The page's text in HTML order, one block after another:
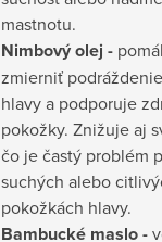
mastnotu.
Nimbový olej -
zmierniť
hlavy a podporuje
pokožky. Znižuje aj
čo je častý problém
suchých alebo
pokožkách hlavy.
Bambucké maslo -